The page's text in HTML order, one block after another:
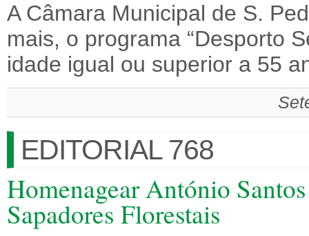
A Câmara Municipal de S.
mais, o programa “Desporto
idade igual ou superior a 55
EDITORIAL 768
Homenagear António
Sapadores Florestais